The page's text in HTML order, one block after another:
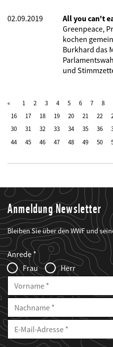
02.09.2019
All you can't
Greenpeace,
kochen
Burkhard das
und
1 2 3 4 5 6 7 8
16
17 18 19 20 21 22
30
31 32 33 34 35 36
44
45 46 47 48 49 50
Anmeldung Newsletter
Bleiben Sie über den WWF und
Web2Case
Infofelder
Fieldset
anrede_name
Anrede
Frau
Herr
Vorname
Nachname
E-
Mailadresse
E-
Adresse